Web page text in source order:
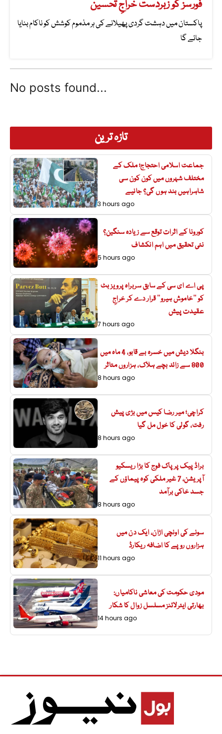
تازہ ترین
جماعت اسلامی احتجاج؛ ملک کے
مختلف شہروں میں کون کون سی
شاہراہیں بند ہوں گی؟ جانیے
3 hours ago
کورونا کے اثرات توقع سے زیادہ سنگین؟
نئی تحقیق میں اہم انکشاف
5 hours ago
پی اے ای سی کے سابق سربراہ پرویز بٹ
کو ’’خاموش ہیرو‘‘ قرار دے کر خراجِ
عقیدت پیش
7 hours ago
بنگلا دیش میں خسرہ بے قابو، 4 ماہ میں
800 سے زائد بچے ہلاک، ہزاروں متاثر
8 hours ago
کراچی؛ میر رضا کیس میں بڑی پیش
رفت، گولی کا خول مل گیا
8 hours ago
براڈ پیک پر پاک فوج کا بڑا ریسکیو
آپریشن، 7 غیر ملکی کوہ پیماؤں کے
جسد خاکی برآمد
8 hours ago
سونے کی اونچی اڑان، ایک دن میں
ہزاروں روپے کا اضافہ ریکارڈ
11 hours ago
مودی حکومت کی معاشی ناکامیاں:
بھارتی ایئرلائنز مسلسل زوال کا شکار
14 hours ago
فورسز کو زبردست خراجِ تحسین
پاکستان میں دہشت گردی پھیلانے کی ہر مذموم کوشش کو ناکام بنایا
جائے گا
No posts found...